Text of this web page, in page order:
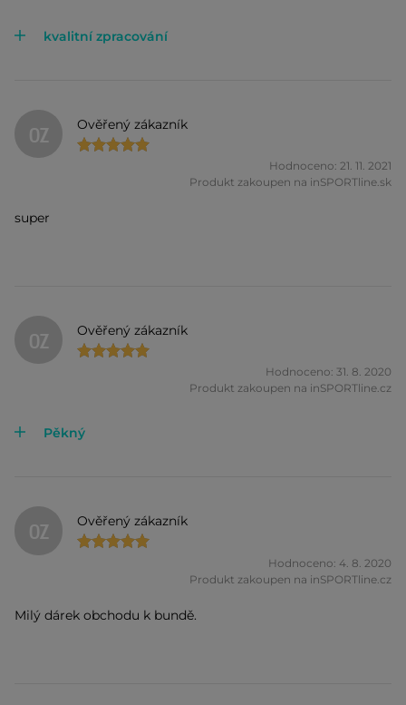
kvalitní zpracování
OZ Ověřený zákazník
Hodnoceno: 21. 11. 2021
Produkt zakoupen na inSPORTline.sk
super
OZ Ověřený zákazník
Hodnoceno: 31. 8. 2020
Produkt zakoupen na inSPORTline.cz
Pěkný
OZ Ověřený zákazník
Hodnoceno: 4. 8. 2020
Produkt zakoupen na inSPORTline.cz
Milý dárek obchodu k bundě.